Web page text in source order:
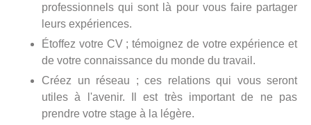
professionnels qui sont là pour vous faire partager
leurs expériences.
Étoffez votre CV ; témoignez de votre expérience et
de votre connaissance du monde du travail.
Créez un réseau ; ces relations qui vous seront
utiles à l'avenir. Il est très important de ne pas
prendre votre stage à la légère.